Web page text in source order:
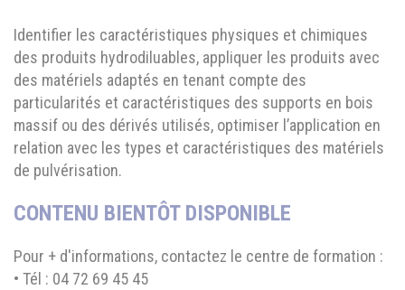
Identifier les caractéristiques physiques et chimiques
des produits hydrodiluables, appliquer les produits avec
des matériels adaptés en tenant compte des
particularités et caractéristiques des supports en bois
massif ou des dérivés utilisés, optimiser l’application en
relation avec les types et caractéristiques des matériels
de pulvérisation.
CONTENU BIENTÔT DISPONIBLE
Pour + d'informations, contactez le centre de formation :
• Tél : 04 72 69 45 45